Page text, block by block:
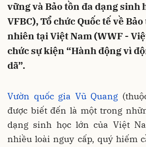
vững và Bảo tồn đa dạng sinh
VFBC), Tổ chức Quốc tế về
nhiên tại Việt Nam (WWF -
chức sự kiện “Hành động vì
dã”.
Vườn quốc gia Vũ Quang
được biết đến là một trong
dạng sinh học lớn của Việt
nhiều loài nguy cấp, quý hiếm